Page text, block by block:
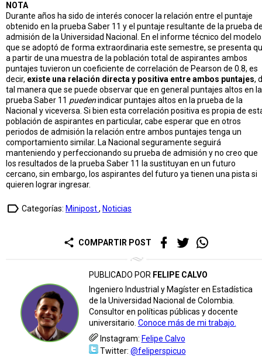
NOTA
Durante años ha sido de interés conocer la relación entre el puntaje
obtenido en la prueba Saber 11 y el puntaje resultante de la prueba
admisión de la Universidad Nacional. En el informe técnico del modelo
que se adoptó de forma extraordinaria este semestre, se presenta
a partir de una muestra de la población total de aspirantes ambos
puntajes tuvieron un coeficiente de correlación de Pearson de 0.8, es
decir, existe una relación directa y positiva entre ambos puntajes,
tal manera que se puede observar que en general puntajes altos en la
prueba Saber 11 puedenindicar puntajes altos en la prueba de la
Nacional y viceversa. Si bien esta correlación positiva es propia de
población de aspirantes en particular, cabe esperar que en otros
periodos de admisión la relación entre ambos puntajes tenga un
comportamiento similar. La Nacional seguramente seguirá
manteniendo y perfeccionando su prueba de admisión y no creo que
los resultados de la prueba Saber 11 la sustituyan en un futuro
cercano, sin embargo, los aspirantes del futuro ya tienen una pista si
quieren lograr ingresar.
label_outline Categorías: Minipost, Noticias
share COMPARTIR POST
PUBLICADO POR FELIPE CALVO
Ingeniero Industrial y Magíster en Estadística
de la Universidad Nacional de Colombia.
Consultor en políticas públicas y docente
universitario. Conoce más de mi trabajo.
Instagram: Felipe Calvo
Twitter: @feliperspicuo